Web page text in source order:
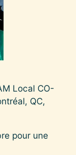
Local CO-
QC,
pour une